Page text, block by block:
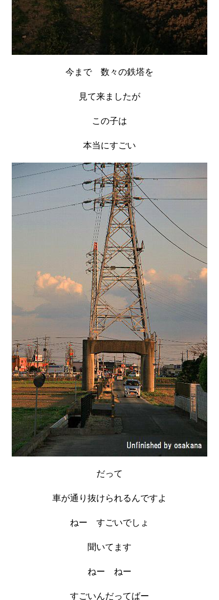
今まで 数々の鉄塔を
見て来ましたが
この子は
本当にすごい
だって
車が通り抜けられるんですよ
ねー すごいでしょ
聞いてます
ねー ねー
すごいんだってばー